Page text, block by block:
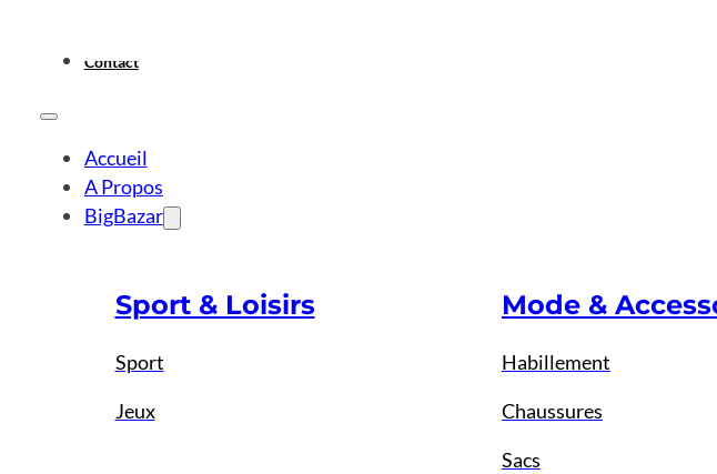
Contact
Accueil
A Propos
BigBazar
Sport & Loisirs
Sport
Jeux
Mode &
Habillement
Chaussures
Sacs